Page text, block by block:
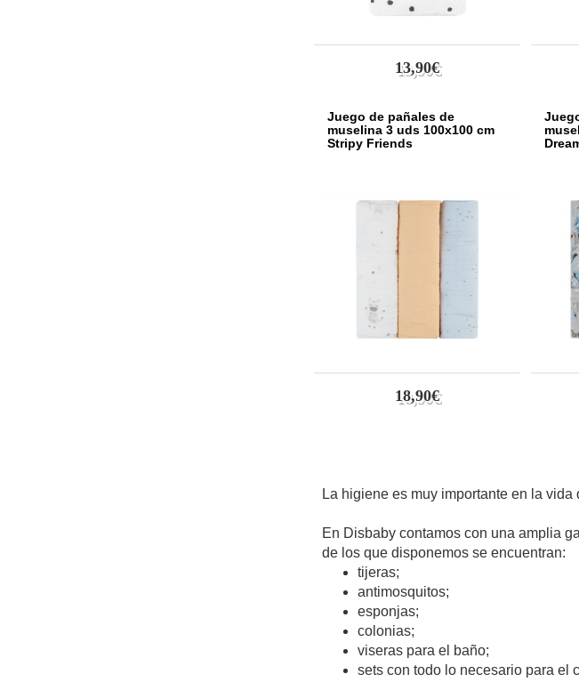
13,90€
Juego de pañales de
muselina 3 uds 100x100 cm
Stripy Friends
18,90€
La higiene es muy importante en la
En Disbaby contamos con una amplia
de los que disponemos se encuentran:
tijeras;
antimosquitos;
esponjas;
colonias;
viseras para el baño;
sets con todo lo necesario para el